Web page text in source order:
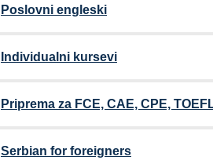
Poslovni engleski
Individualni kursevi
Priprema za FCE, CAE, CPE,
Serbian for foreigners